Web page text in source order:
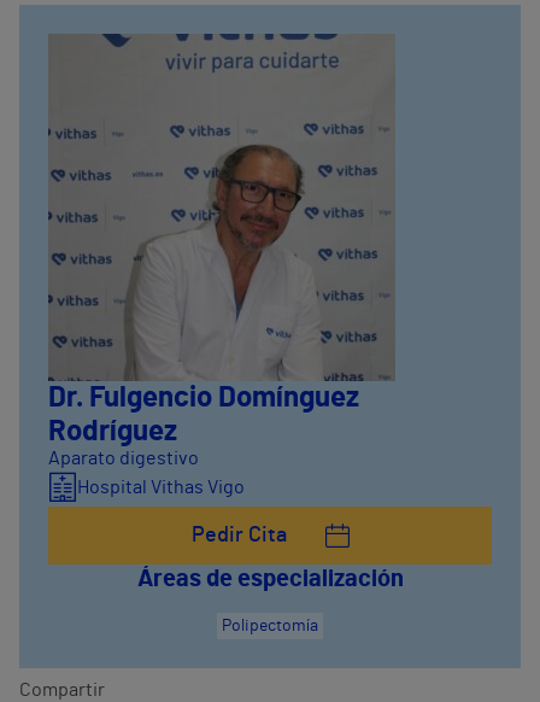
Dr. Fulgencio Domínguez
Rodríguez
Aparato digestivo
Hospital Vithas Vigo
Pedir Cita
Áreas de especialización
Polipectomía
Compartir